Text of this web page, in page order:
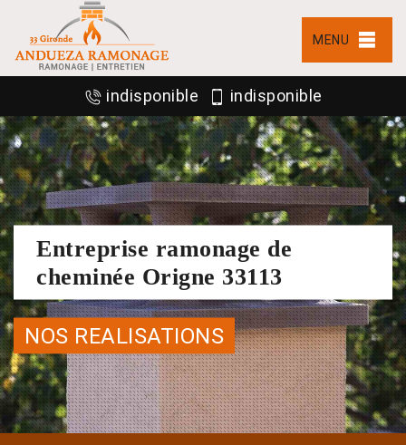
MENU
indisponible indisponible
Entreprise ramonage de
cheminée Origne 33113
NOS REALISATIONS